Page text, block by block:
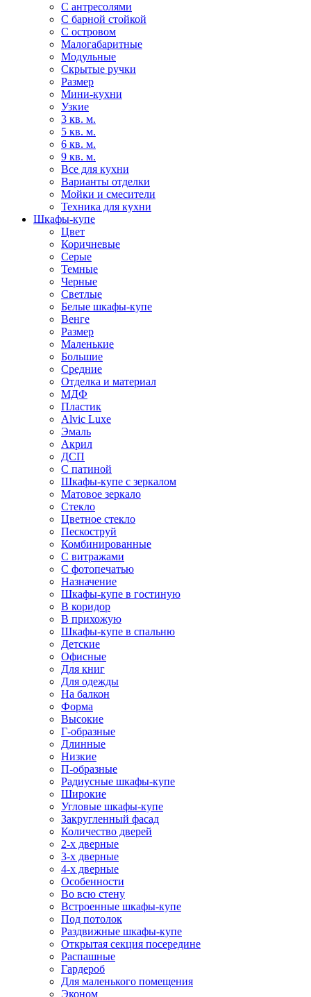
С антресолями
С барной стойкой
С островом
Малогабаритные
Модульные
Скрытые ручки
Размер
Мини-кухни
Узкие
3 кв. м.
5 кв. м.
6 кв. м.
9 кв. м.
Все для кухни
Варианты отделки
Мойки и смесители
Техника для кухни
Шкафы-купе
Цвет
Коричневые
Серые
Темные
Черные
Светлые
Белые шкафы-купе
Венге
Размер
Маленькие
Большие
Средние
Отделка и материал
МДФ
Пластик
Alvic Luxe
Эмаль
Акрил
ДСП
С патиной
Шкафы-купе с зеркалом
Матовое зеркало
Стекло
Цветное стекло
Пескоструй
Комбинированные
С витражами
С фотопечатью
Назначение
Шкафы-купе в гостиную
В коридор
В прихожую
Шкафы-купе в спальню
Детские
Офисные
Для книг
Для одежды
На балкон
Форма
Высокие
Г-образные
Длинные
Низкие
П-образные
Радиусные шкафы-купе
Широкие
Угловые шкафы-купе
Закругленный фасад
Количество дверей
2-х дверные
3-х дверные
4-х дверные
Особенности
Во всю стену
Встроенные шкафы-купе
Под потолок
Раздвижные шкафы-купе
Открытая секция посередине
Распашные
Гардероб
Для маленького помещения
Эконом